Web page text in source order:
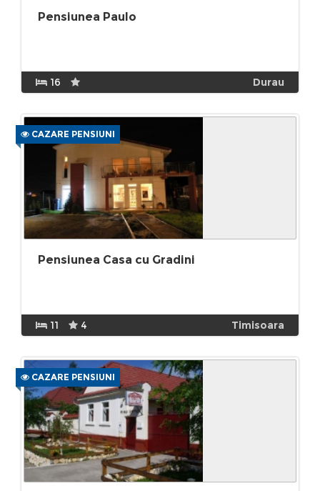
Pensiunea Paulo
16 Durau
CAZARE PENSIUNI
Pensiunea Casa cu Gradini
11 4 Timisoara
CAZARE PENSIUNI